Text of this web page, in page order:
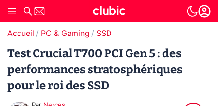
Accueil PC & Gaming SSD
Test Crucial T700 PCI Gen 5 : des
performances stratosphériques
pour le roi des SSD